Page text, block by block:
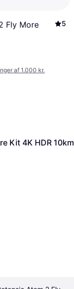
Fly More
5
af 1.000 kr.
Kit 4K HDR 10km